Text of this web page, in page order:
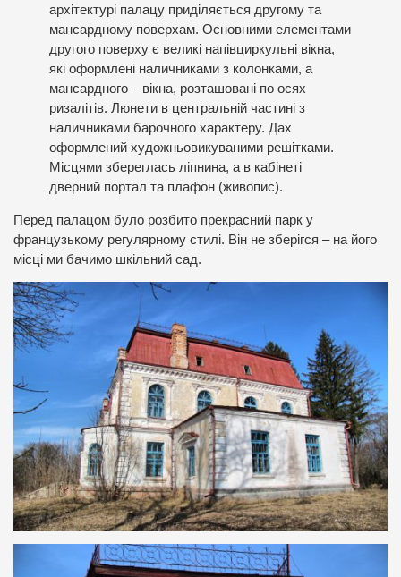
архітектурі палацу приділяється другому та
мансардному поверхам. Основними елементами
другого поверху є великі напівциркульні вікна,
які оформлені наличниками з колонками, а
мансардного – вікна, розташовані по осях
ризалітів. Люнети в центральній частині з
наличниками барочного характеру. Дах
оформлений художньовикуваними решітками.
Місцями збереглась ліпнина, а в кабінеті
дверний портал та плафон (живопис).
Перед палацом було розбито прекрасний парк у
французькому регулярному стилі. Він не зберігся – на його
місці ми бачимо шкільний сад.